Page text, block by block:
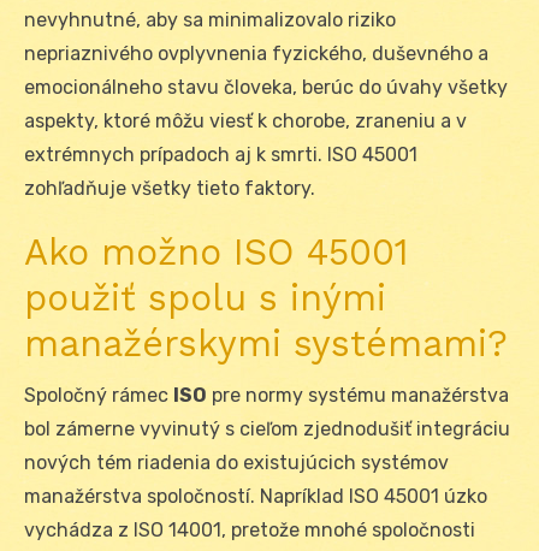
nevyhnutné, aby sa minimalizovalo riziko
nepriaznivého ovplyvnenia fyzického, duševného a
emocionálneho stavu človeka, berúc do úvahy všetky
aspekty, ktoré môžu viesť k chorobe, zraneniu a v
extrémnych prípadoch aj k smrti. ISO 45001
zohľadňuje všetky tieto faktory.
Ako možno ISO 45001
použiť spolu s inými
manažérskymi systémami?
Spoločný rámec ISO pre normy systému manažérstva
bol zámerne vyvinutý s cieľom zjednodušiť integráciu
nových tém riadenia do existujúcich systémov
manažérstva spoločností. Napríklad ISO 45001 úzko
vychádza z ISO 14001, pretože mnohé spoločnosti